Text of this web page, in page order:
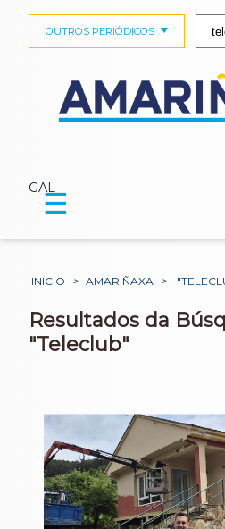
GAL
OUTROS PERIÓDICOS
☰
INICIO > AMARIÑAXA >
Resultados da
"Teleclub"